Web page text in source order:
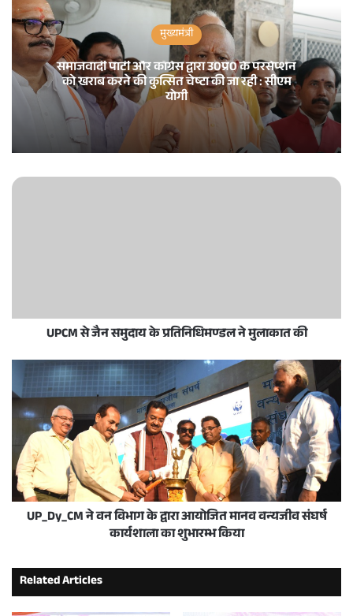
मुख्यमंत्री
समाजवादी पार्टी और काँग्रेस द्वारा उ0प्र0 के परसेप्शन
को खराब करने की कुत्सित चेष्टा की जा रही : सीएम
योगी
UPCM से जैन समुदाय के प्रतिनिधिमण्डल ने मुलाकात की
UP_Dy_CM ने वन विभाग के द्वारा आयोजित मानव वन्यजीव संघर्ष
कार्यशाला का शुभारम्भ किया
Related Articles